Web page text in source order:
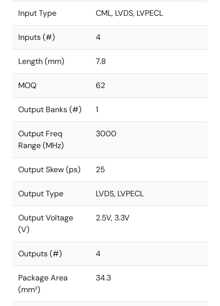
Input Type CML, LVDS, LVPECL
Inputs (#) 4
Length (mm) 7.8
MOQ 62
Output Banks (#) 1
Output Freq
Range (MHz)
3000
Output Skew (ps) 25
Output Type LVDS, LVPECL
Output Voltage
(V)
2.5V, 3.3V
Outputs (#) 4
Package Area
(mm²)
34.3